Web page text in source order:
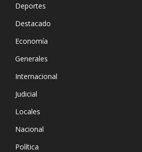
Deportes
Destacado
Economía
Generales
Internacional
Judicial
Locales
Nacional
Política